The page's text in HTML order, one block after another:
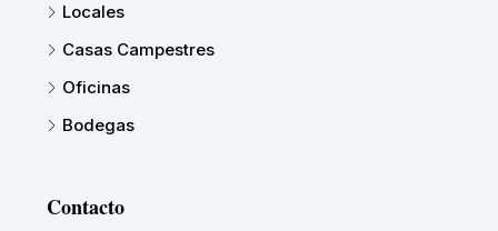
Locales
Casas Campestres
Oficinas
Bodegas
Contacto